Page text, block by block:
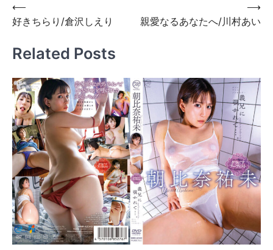
投
稿
ナ
ゲ
ー
シ
ョ
ン
⟵
好きちらり/倉沢しえり
親愛なるあなたへ/川村あい
⟶
Related Posts